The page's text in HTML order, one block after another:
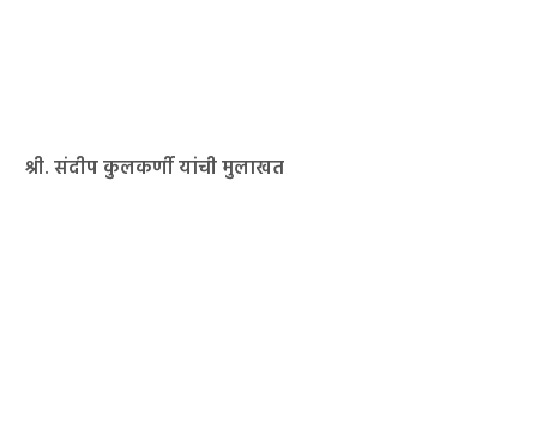
श्री. संदीप कुलकर्णी यांची मुलाखत